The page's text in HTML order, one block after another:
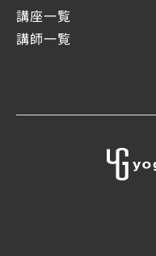
講座一覧
講師一覧